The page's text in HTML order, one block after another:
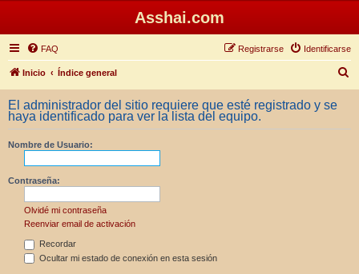
Asshai.com
FAQ Identificarse
Registrarse
Inicio Índice general
u
c
El administrador del sitio requiere que esté registrado y se
haya identificado para ver la lista del equipo.
Nombre de Usuario:
Contraseña:
Olvidé mi contraseña
Reenviar email de activación
Recordar
Ocultar mi estado de conexión en esta sesión